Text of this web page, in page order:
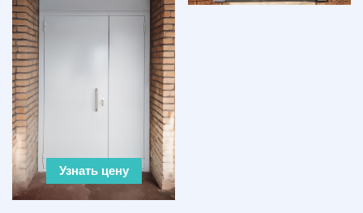
Узнать цену